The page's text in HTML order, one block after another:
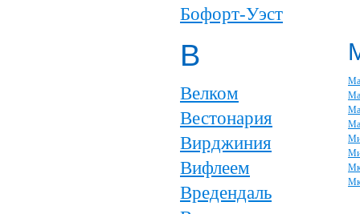
Бофорт-Уэст
В
Велком
Вестонария
Вирджиния
Вифлеем
Вредендаль